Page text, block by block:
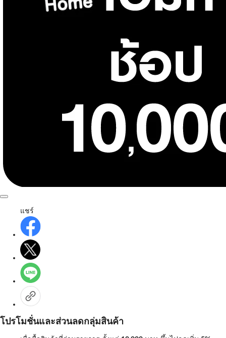
แชร์
โปรโมชั่นและส่วนลดกลุ่มสินค้า